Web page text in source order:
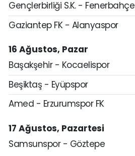
Gençlerbirliği S.K. - Fenerbahçe
Gaziantep FK - Alanyaspor
16 Ağustos, Pazar
Başakşehir - Kocaelispor
Beşiktaş - Eyüpspor
Amed - Erzurumspor FK
17 Ağustos, Pazartesi
Samsunspor - Göztepe